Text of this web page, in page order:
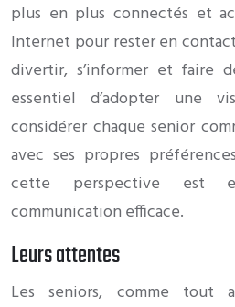
plus en plus connectés et
Internet pour rester en
divertir, s’informer et faire
essentiel d’adopter une
considérer chaque senior
avec ses propres
cette perspective est
communication efficace.
Leurs attentes
Les seniors, comme tout